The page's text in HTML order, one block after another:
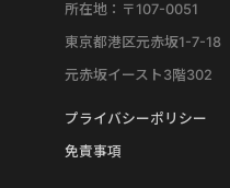
所在地：〒107-0051
東京都港区元赤坂1-7-18
元赤坂イースト3階302
プライバシーポリシー
免責事項